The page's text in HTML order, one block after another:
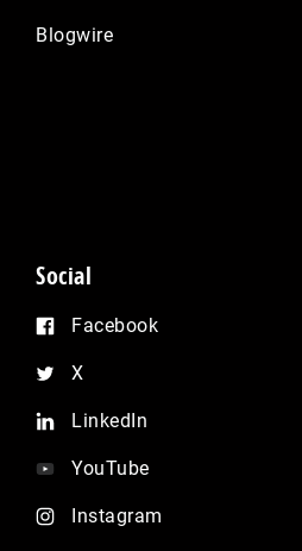
Blogwire
Social
Facebook
X
LinkedIn
YouTube
Instagram